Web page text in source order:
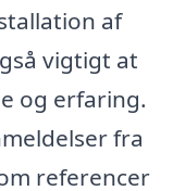
af
vigtigt at
og erfaring.
fra
referencer